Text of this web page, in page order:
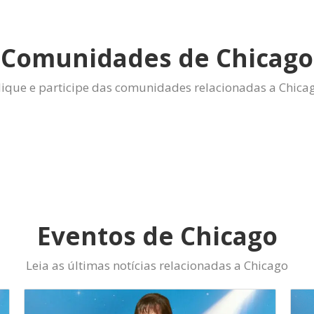
Comunidades de Chicago
e participe das comunidades relacionadas a
Eventos de Chicago
Leia as últimas notícias relacionadas a Chicago